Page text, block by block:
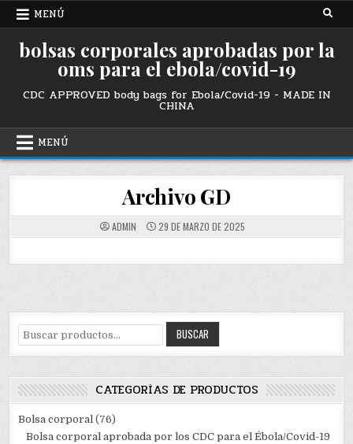
MENÚ
bolsas corporales aprobadas por la
oms para el ebola/covid-19
CDC APPROVED body bags for Ebola/Covid-19 - MADE IN
CHINA
MENÚ
Archivo GD
ADMIN 29 DE MARZO DE 2025
Buscar
por:
BUSCAR
CATEGORÍAS DE PRODUCTOS
Bolsa corporal (76)
Bolsa corporal aprobada por los CDC para el Ébola/Covid-19